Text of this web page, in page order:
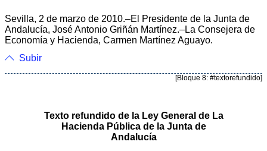
Sevilla, 2 de marzo de 2010.–El Presidente de la Junta de
Andalucía, José Antonio Griñán Martínez.–La Consejera de
Economía y Hacienda, Carmen Martínez Aguayo.
Subir
[Bloque 8: #textorefundido]
Texto refundido de la Ley General de La
Hacienda Pública de la Junta de
Andalucía